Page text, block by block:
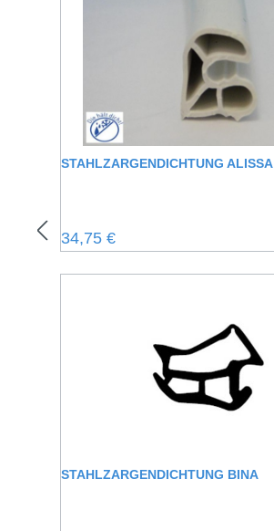
STAHLZARGENDICHTUNG ALISSA
Regulärer Preis:
34,75 €
STAHLZARGENDICHTUNG BINA